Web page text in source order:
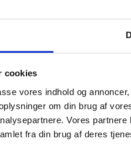
cookies
vores indhold og
om din brug af
Vores
fra din brug af deres